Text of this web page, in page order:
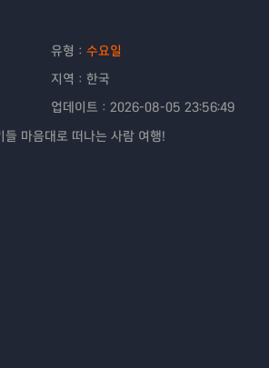
유형： 수요일
지역： 한국
업데이트： 2026-08-05 23:56:49
마음대로 떠나는 사람 여행!